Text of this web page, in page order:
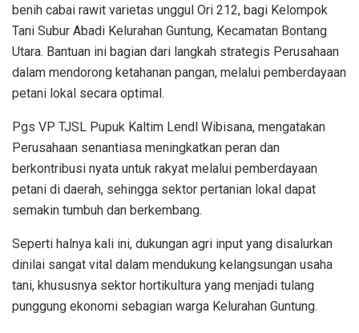
benih cabai rawit varietas unggul Ori 212, bagi Kelompok
Tani Subur Abadi Kelurahan Guntung, Kecamatan Bontang
Utara. Bantuan ini bagian dari langkah strategis Perusahaan
dalam mendorong ketahanan pangan, melalui pemberdayaan
petani lokal secara optimal.
Pgs VP TJSL Pupuk Kaltim Lendl Wibisana, mengatakan
Perusahaan senantiasa meningkatkan peran dan
berkontribusi nyata untuk rakyat melalui pemberdayaan
petani di daerah, sehingga sektor pertanian lokal dapat
semakin tumbuh dan berkembang.
Seperti halnya kali ini, dukungan agri input yang disalurkan
dinilai sangat vital dalam mendukung kelangsungan usaha
tani, khususnya sektor hortikultura yang menjadi tulang
punggung ekonomi sebagian warga Kelurahan Guntung.